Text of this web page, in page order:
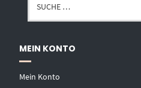
MEIN KONTO
Mein Konto